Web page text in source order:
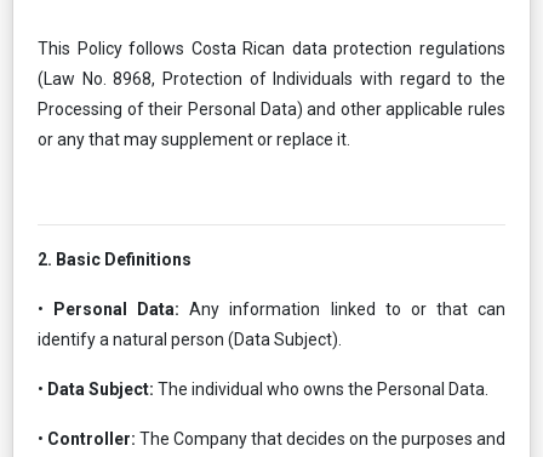
This Policy follows Costa Rican data protection regulations
(Law No. 8968, Protection of Individuals with regard to the
Processing of their Personal Data) and other applicable rules
or any that may supplement or replace it.
2. Basic Definitions
• Personal Data: Any information linked to or that can
identify a natural person (Data Subject).
• Data Subject: The individual who owns the Personal Data.
• Controller: The Company that decides on the purposes and